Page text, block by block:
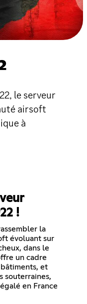
le serveur
airsoft
à
!
la
évoluant sur
dans le
un cadre
et
souterraines,
en France